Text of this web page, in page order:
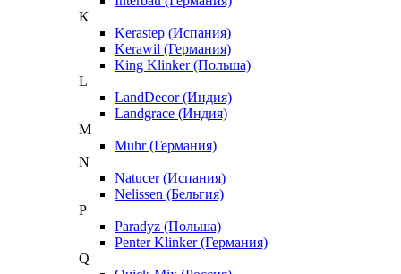
K
Kerastep (Испания)
Kerawil (Германия)
King Klinker (Польша)
L
LandDecor (Индия)
Landgrace (Индия)
M
Muhr (Германия)
N
Natucer (Испания)
Nelissen (Бельгия)
P
Paradyz (Польша)
Penter Klinker (Германия)
Q